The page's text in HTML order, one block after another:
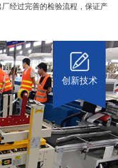
经过完善的检验流程，保证产
创新技术